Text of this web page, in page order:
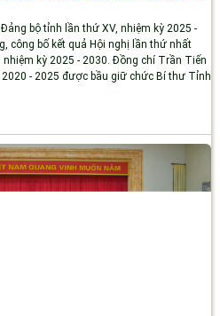
bộ tỉnh lần thứ XV, nhiệm kỳ 2025 -
công bố kết quả Hội nghị lần thứ nhất
nhiệm kỳ 2025 - 2030. Đồng chí Trần Tiến
- 2025 được bầu giữ chức Bí thư Tỉnh